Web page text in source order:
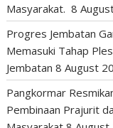
Masyarakat. 8
Progres Jembatan
Memasuki Tahap
Jembatan 8 August
Pangkormar
Pembinaan Prajurit